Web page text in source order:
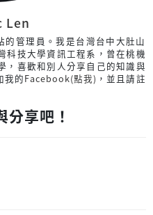
Len
管理員。我是台灣台中大肚山
科技大學資訊工程系，曾在桃機
，喜歡和別人分享自己的知識與
我的Facebook(點我) ，並且請註
享吧！